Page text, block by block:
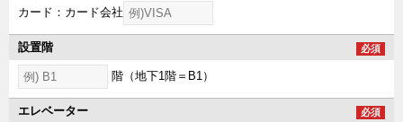
カード：カード会社
設置階 必須
階（地下1階＝B1）
エレベーター 必須